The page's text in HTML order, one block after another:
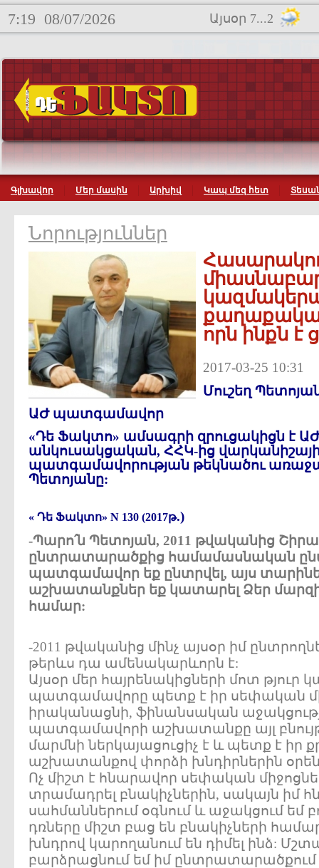
7:19 08/07/2026 Այսօր 7...2
Գլխավոր Մեր մասին Արխիվ Կապ մեզ հետ
Նորություններ
որն ինքն է
2017-03-25 10:31
Մուշեղ
ԱԺ պատգամավոր
«Դե Ֆակտո» ամսագրի զրուցակիցն է
անկուսակցական, ՀՀԿ-ից
պատգամավորության թեկնածու
Պետոյանը:
« Դե Ֆակտո» N 130 (2017թ.)
-Պարո՛ն Պետոյան, 2011 թվականից
ընտրատարածքից համամասնական
պատգամավոր եք ընտրվել, այս
աշխատանքներ եք կատարել Ձեր
համար:
-2011 թվականից մինչ այսօր իմ
թերևս դա ամենակարևորն է:
Այսօր մեր հայրենակիցների մոտ թյուր
պատգամավորը պետք է իր սեփական
իրականացնի, ֆինանսական
պատգամավորի աշխատանքը այլ բնույթ
մարմնի ներկայացուցիչ է և պետք է իր
աշխատանքով փորձի խնդիրներին
Ոչ միշտ է հնարավոր սեփական
տրամադրել բնակիչներին, սակայն իմ
սահմաններում օգնում և աջակցում եմ
դռները միշտ բաց են բնակիչների
խնդրով կարողանում են դիմել ինձ:
բարձրացնում եմ իմ